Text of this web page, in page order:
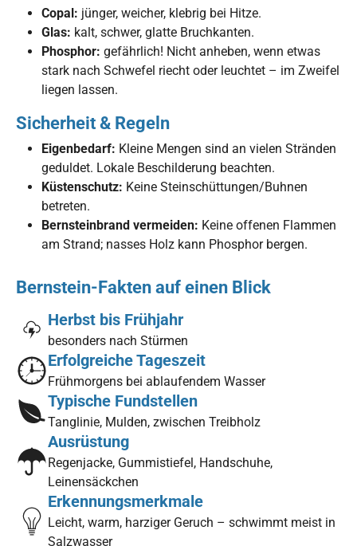
Copal: jünger, weicher, klebrig bei Hitze.
Glas: kalt, schwer, glatte Bruchkanten.
Phosphor: gefährlich! Nicht anheben, wenn etwas
stark nach Schwefel riecht oder leuchtet – im Zweifel
liegen lassen.
Sicherheit & Regeln
Eigenbedarf: Kleine Mengen sind an vielen Stränden
geduldet. Lokale Beschilderung beachten.
Küstenschutz: Keine Steinschüttungen/Buhnen
betreten.
Bernsteinbrand vermeiden: Keine offenen Flammen
am Strand; nasses Holz kann Phosphor bergen.
Bernstein-Fakten auf einen Blick
Herbst bis Frühjahr
besonders nach Stürmen
Erfolgreiche Tageszeit
Frühmorgens bei ablaufendem Wasser
Typische Fundstellen
Tanglinie, Mulden, zwischen Treibholz
Ausrüstung
Regenjacke, Gummistiefel, Handschuhe,
Leinensäckchen
Erkennungsmerkmale
Leicht, warm, harziger Geruch – schwimmt meist in
Salzwasser